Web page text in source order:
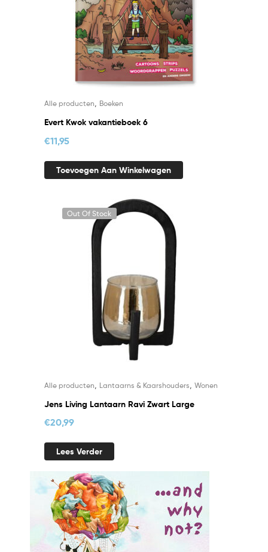
Alle producten, Boeken
Evert Kwok vakantieboek 6
€11,95
Toevoegen Aan Winkelwagen
Out Of Stock
Alle producten Lantaarns & Kaarshouders Wonen
Jens Living Lantaarn Ravi Zwart Large
€20,99
Lees Verder